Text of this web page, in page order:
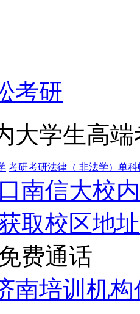
考研
大学生高
考研考研法律（ 非法学）单科
南信大校
取校区地址
费通话
南培训机构